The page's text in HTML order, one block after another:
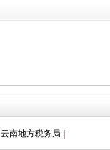
云南地方税务局